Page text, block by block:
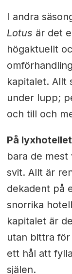
I andra
Lotus är det
högaktuellt
kapitalet. Allt
under lupp;
och till och
På
bara de mest
svit. Allt är
dekadent på
snorrika
kapitalet är
utan bittra
ett hål att
själen.